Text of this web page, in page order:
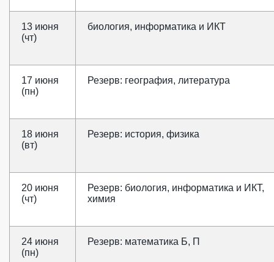
13 июня
(чт)
биология, информатика и ИКТ
17 июня
(пн)
Резерв: география, литература
18 июня
(вт)
Резерв: история, физика
20 июня
(чт)
Резерв: биология, информатика и ИКТ,
химия
24 июня
(пн)
Резерв: математика Б, П